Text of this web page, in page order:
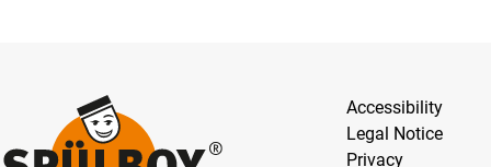
Accessibility
Legal Notice
Privacy